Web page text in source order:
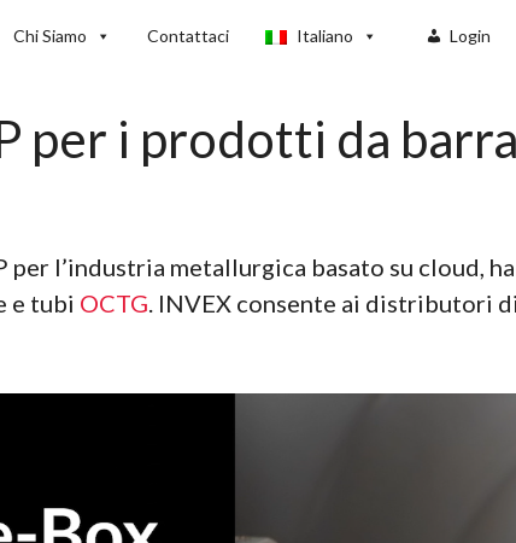
Chi Siamo Contattaci Login
Italiano
per i prodotti da
per l’industria metallurgica basato su
e tubi OCTG . INVEX consente ai distributori